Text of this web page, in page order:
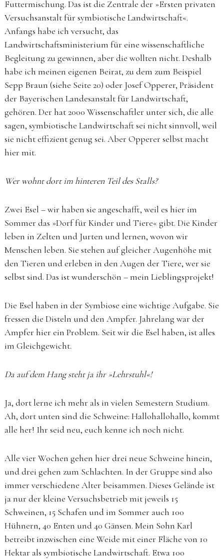
Futtermischung. Das ist die Zentrale der »Ersten privaten
Versuchsanstalt für symbiotische Landwirtschaft«.
Anfangs habe ich versucht, das
Landwirtschaftsministerium für eine wissenschaftliche
Begleitung zu gewinnen, aber die wollten nicht. Deshalb
habe ich meinen eigenen Beirat, zu dem zum Beispiel
Sepp Braun (siehe Seite 20) oder Josef Opperer, Präsident
der Bayerischen Landesanstalt für Landwirtschaft,
gehören. Der hat 2000 Wissenschaftler unter sich, die alle
sagen, symbiotische Landwirtschaft sei nicht sinnvoll, weil
sie nicht effizient genug sei. Aber Opperer selbst macht
hier mit.
Wer wohnt dort im hinteren Teil des Stalls?
Zwei Esel – wir haben sie angeschafft, weil es hier im
Sommer das »Dorf für Kinder und Tiere« gibt. Die Kinder
leben in Zelten und Jurten und lernen, wovon wir
Menschen leben. Sie stehen auf gleicher Augenhöhe mit
den Tieren und erleben in den Augen der Tiere, wer sie
selbst sind. Das ist wunderschön – mein Lieblingsprojekt!
Die Esel haben in der Symbiose eine wichtige Aufgabe. Sie
fressen die Disteln und den Ampfer. Jahrelang war der
Ampfer hier ein Problem. Seit wir die Esel haben, ist alles
im Gleichgewicht.
Da auf dem Hang steht ja ihr »Lehrstuhl«!
Ja, dort lerne ich mehr als in vielen Semestern Studium.
Ah, dort unten sind die Schweine: Hallohallohallo, kommt
alle her! Ihr seid neu, euch kenne ich noch nicht.
Alle vier Wochen gehen hier drei neue Schweine hinein,
und drei gehen zum Schlachten. In der Gruppe sind also
immer verschiedene Alter beisammen. Dieses Gelände ist
ja nur der kleine Versuchsbetrieb mit jeweils 15
Schweinen, 15 Schafen und im Sommer auch 100
Hühnern, 40 Enten und 40 Gänsen. Mein Sohn Karl
betreibt inzwischen eine Weide mit einer Fläche von 10
Hektar als symbiotische Landwirtschaft. Etwa 100